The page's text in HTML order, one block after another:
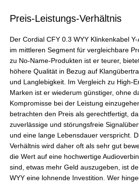
Preis-Leistungs-Verhältnis
Der Cordial CFY 0.3 WYY Klinkenkabel
im mittleren Segment für vergleichbare
zu No-Name-Produkten ist er teurer,
höhere Qualität in Bezug auf
und Langlebigkeit. Im Vergleich zu High-
Marken ist er wiederum günstiger, ohne
Kompromisse bei der Leistung
betrachten den Preis als gerechtfertigt,
zuverlässige und störungsfreie
und eine lange Lebensdauer verspricht.
Verhältnis wird daher oft als sehr gut
die Wert auf eine hochwertige
sind, etwas mehr Geld auszugeben, ist
WYY eine lohnende Investition. Wer